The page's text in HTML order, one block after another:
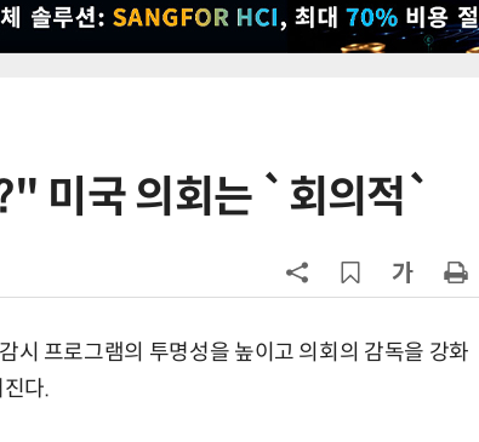
미국 의회는 `회의적`
시 프로그램의 투명성을 높이고 의회의 감독을 강화
다.
6
“시간당 4만원”…휴머노이드가 집
19세 공주도 입대…덴마크, 국방력